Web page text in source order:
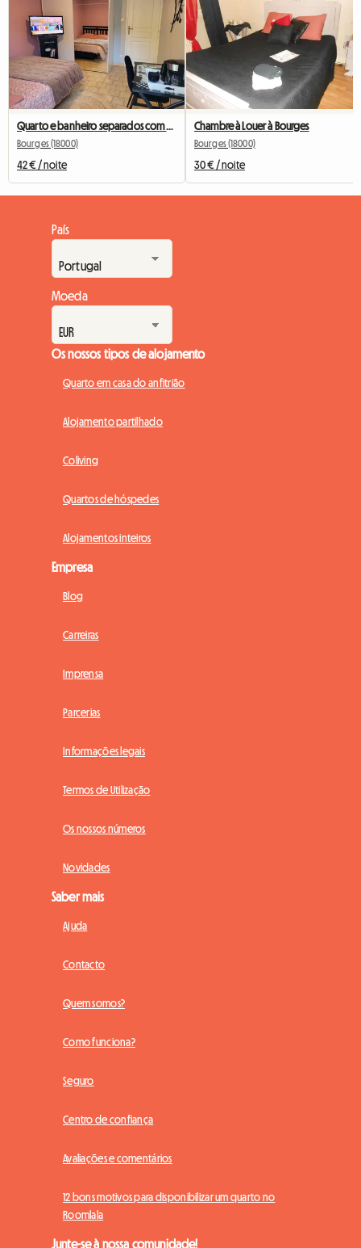
Bourges (18000)
42 € / noite
Chambre à Louer à Bourges
Bourges (18000)
30 € / noite
País
Moeda
Os nossos tipos de alojamento
Quarto em casa do anfitrião
Alojamento partilhado
Coliving
Quartos de hóspedes
Alojamentos inteiros
Empresa
Blog
Carreiras
Imprensa
Parcerias
Informações legais
Termos de Utilização
Os nossos números
Novidades
Saber mais
Ajuda
Contacto
Quem somos?
Como funciona?
Seguro
Centro de confiança
Avaliações e comentários
12 bons motivos para disponibilizar um quarto no
Roomlala
Junte-se à nossa comunidade!